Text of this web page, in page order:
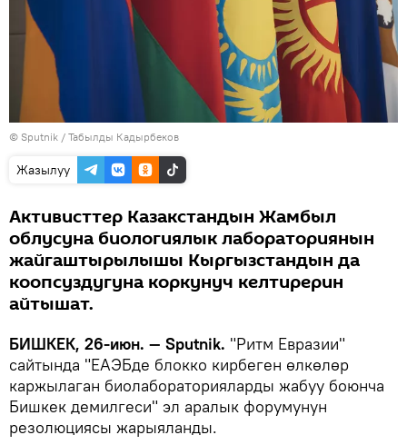
© Sputnik / Табылды Кадырбеков
Жазылуу
Активисттер Казакстандын Жамбыл
облусуна биологиялык лабораториянын
жайгаштырылышы Кыргызстандын да
коопсуздугуна коркунуч келтирерин
айтышат.
БИШКЕК, 26-июн. — Sputnik. "Ритм Евразии"
сайтында "ЕАЭБде блокко кирбеген өлкөлөр
каржылаган биолабораторияларды жабуу боюнча
Бишкек демилгеси" эл аралык форумунун
резолюциясы жарыяланды.